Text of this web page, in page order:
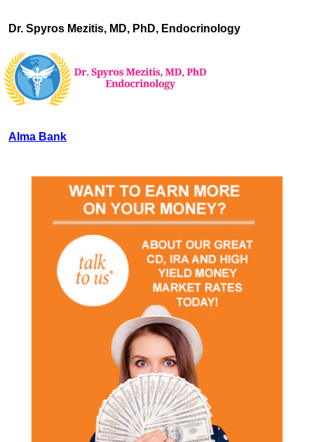
Dr. Spyros Mezitis, MD, PhD, Endocrinology
Alma Bank